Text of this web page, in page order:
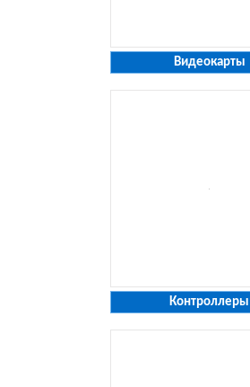
Видеокарты
Контроллеры